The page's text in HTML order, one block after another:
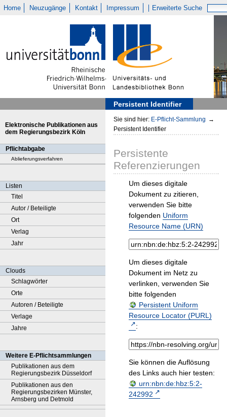
Home Neuzugänge Kontakt Impressum Erweiterte Suche
Persistent Identifier
Elektronische Publikationen aus
dem Regierungsbezirk Köln
Pflichtabgabe
Ablieferungsverfahren
Listen
Titel
Autor / Beteiligte
Ort
Verlag
Jahr
Clouds
Schlagwörter
Orte
Autoren / Beteiligte
Verlage
Jahre
Weitere E-Pflichtsammlungen
Publikationen aus dem
Regierungsbezirk Düsseldorf
Publikationen aus den
Regierungsbezirken Münster,
Arnsberg und Detmold
Sie sind hier: E-Pflicht-Sammlung →
Persistent Identifier
Persistente
Referenzierungen
Um dieses digitale
Dokument zu zitieren,
verwenden Sie bitte
folgenden Uniform
Resource Name (URN)
Um dieses digitale
Dokument im Netz zu
verlinken, verwenden Sie
bitte folgenden
Persistent Uniform
Resource Locator (PURL)
:
Sie können die Auflösung
des Links auch hier testen:
urn:nbn:de:hbz:5:2-
242992